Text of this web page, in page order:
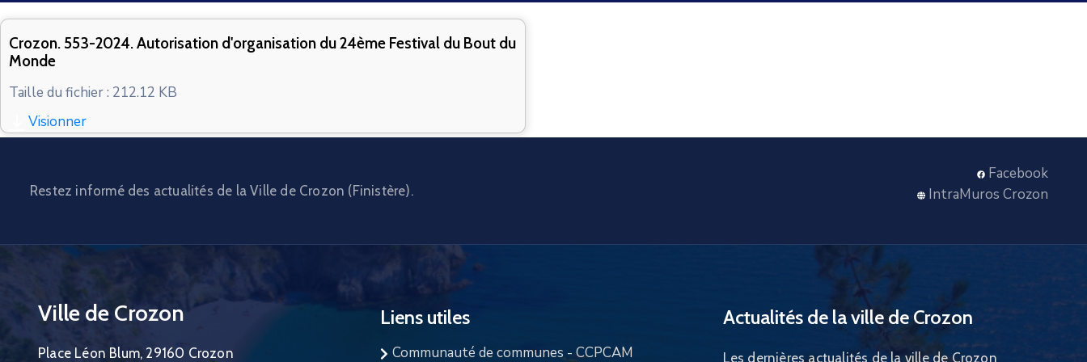
Crozon. 553-2024. Autorisation d'organisation du 24ème Festival du Bout du
Monde
Taille du fichier : 212.12 KB
Visionner
Restez informé des actualités de la Ville de Crozon (Finistère).
Facebook
IntraMuros Crozon
Ville de Crozon
Place Léon Blum, 29160 Crozon
Liens utiles
Communauté de communes - CCPCAM
Actualités de la ville de Crozon
Les dernières actualités de la ville de Crozon